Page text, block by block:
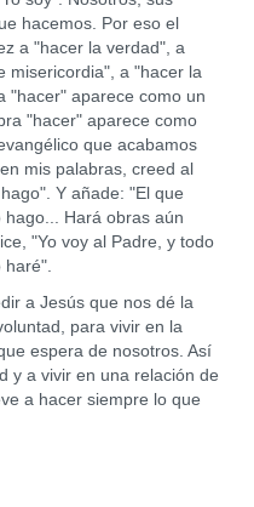
hacemos. Por eso el
a "hacer la verdad", a
misericordia", a "hacer la
"hacer" aparece como un
"hacer" aparece como
que acabamos
mis palabras, creed al
Y añade: "El que
Hará obras aún
"Yo voy al Padre, y todo
haré".
a Jesús que nos dé la
para vivir en la
espera de nosotros. Así
y a vivir en una relación de
a hacer siempre lo que